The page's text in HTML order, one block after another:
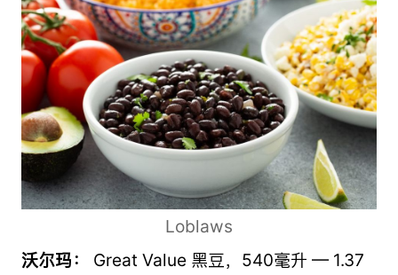
Loblaws
沃尔玛：
Great Value 黑豆，540毫升 — 1.37